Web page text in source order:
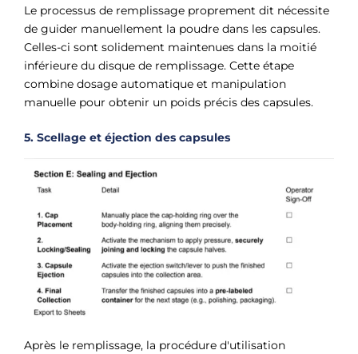
Le processus de remplissage proprement dit nécessite
de guider manuellement la poudre dans les capsules.
Celles-ci sont solidement maintenues dans la moitié
inférieure du disque de remplissage. Cette étape
combine dosage automatique et manipulation
manuelle pour obtenir un poids précis des capsules.
5. Scellage et éjection des capsules
Après le remplissage, la procédure d'utilisation